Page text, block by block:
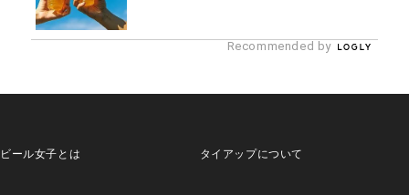
Recommended by
ビール女子とは タイアップについて